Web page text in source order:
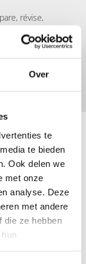
Over
te
te bieden
Ook delen we
met onze
analyse. Deze
met andere
die ze hebben
révise,
actuelles ou en
de l’ombre »,
client possible.
de produits
en tenant
et en les
les entreprises,
ou leurs